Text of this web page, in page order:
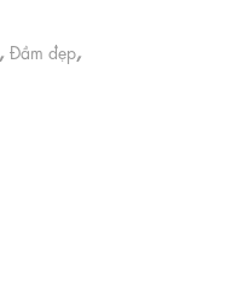
, Đầm đẹp,